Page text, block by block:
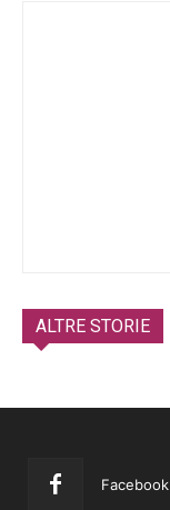
ALTRE STORIE
Facebook